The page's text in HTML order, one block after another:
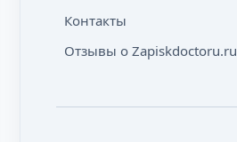
Контакты
Отзывы о Zapiskdoctoru.ru